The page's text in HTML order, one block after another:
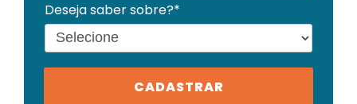
Deseja saber sobre?*
CADASTRAR